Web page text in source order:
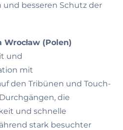
besseren Schutz der
(Polen)
und
mit
den Tribünen und Touch-
die
und schnelle
stark besuchter